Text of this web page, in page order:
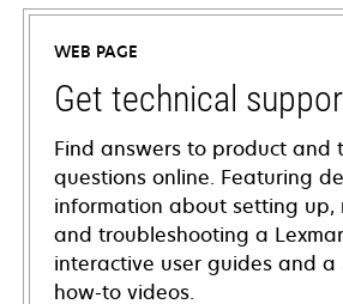
WEB PAGE
Get technical
Find answers to product and
questions online. Featuring
information about setting up,
and troubleshooting a
interactive user guides and a
how-to videos.